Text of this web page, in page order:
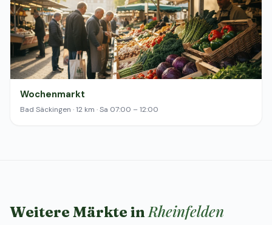
Wochenmarkt
Bad Säckingen · 12 km · Sa 07:00 – 12:00
Weitere Märkte inRheinfelden